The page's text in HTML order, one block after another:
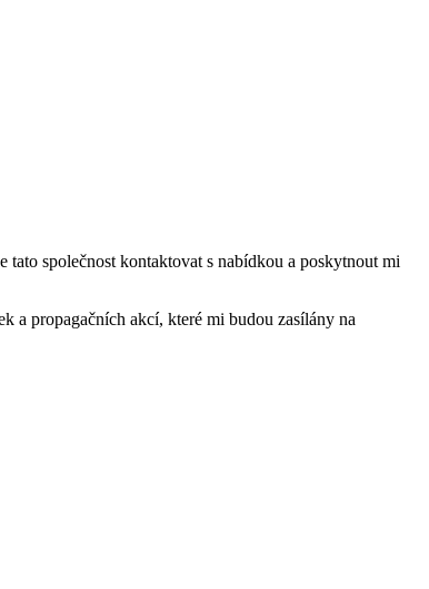
společnost kontaktovat s nabídkou a poskytnout mi
a propagačních akcí, které mi budou zasílány na